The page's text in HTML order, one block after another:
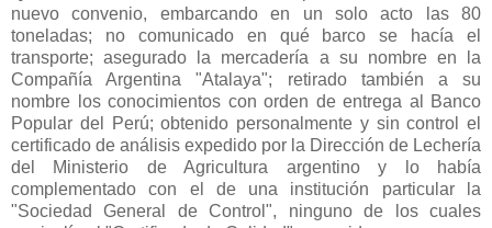
nuevo convenio, embarcando en un solo acto las 80
toneladas; no comunicado en qué barco se hacía el
transporte; asegurado la mercadería a su nombre en
la
Compañía Argentina "Atalaya"; retirado también a su
nombre los conocimientos con orden de entrega al Banco
Popular del Perú; obtenido personalmente y sin control el
certificado de análisis expedido por la Dirección de Lechería
del Ministerio de Agricultura argentino y lo había
complementado con el de una institución particular la
"Sociedad General de Control", ninguno de los cuales